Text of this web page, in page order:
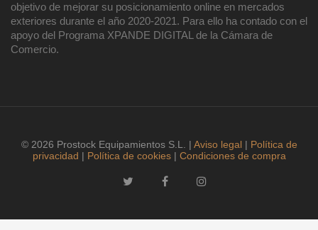
objetivo de mejorar su posicionamiento online en mercados
exteriores durante el año 2020-2021. Para ello ha contado con el
apoyo del Programa XPANDE DIGITAL de la Cámara de
Comercio.
© 2026 Prostock Equipamientos S.L. | Aviso legal| Política de
privacidad | Política de cookies| Condiciones de compra